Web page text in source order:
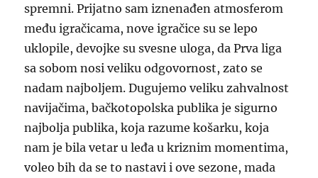
spremni. Prijatno sam iznenađen atmosferom
među igračicama, nove igračice su se lepo
uklopile, devojke su svesne uloga, da Prva liga
sa sobom nosi veliku odgovornost, zato se
nadam najboljem. Dugujemo veliku zahvalnost
navijačima, bačkotopolska publika je sigurno
najbolja publika, koja razume košarku, koja
nam je bila vetar u leđa u kriznim momentima,
voleo bih da se to nastavi i ove sezone, mada